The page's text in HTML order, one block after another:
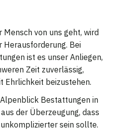
Mensch von uns geht, wird
Bei
ist es unser Anliegen,
Zeit zuverlässig,
Ehrlichkeit beizustehen.
Bestattungen in
der Überzeugung, dass
sein sollte.